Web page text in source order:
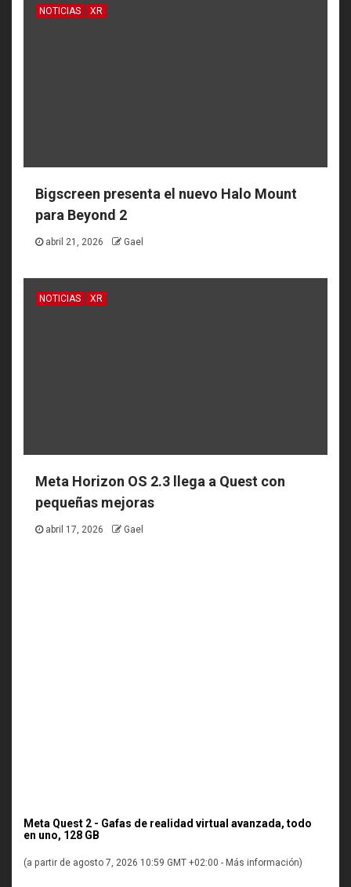
NOTICIAS XR
Bigscreen presenta el nuevo Halo Mount
para Beyond 2
abril 21, 2026 Gael
NOTICIAS XR
Meta Horizon OS 2.3 llega a Quest con
pequeñas mejoras
abril 17, 2026 Gael
Meta Quest 2 - Gafas de realidad virtual avanzada, todo
en uno, 128 GB
(a partir de agosto 7, 2026 10:59 GMT +02:00 - Más información)